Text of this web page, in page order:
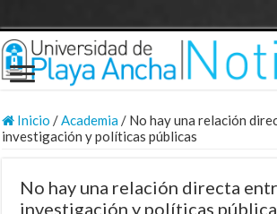
Inicio /Academia/ No hay una relación
investigación y políticas públicas
No hay una relación directa
investigación y políticas